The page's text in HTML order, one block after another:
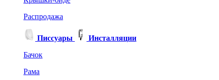
Распродажа
Писсуары
Инсталляции
Бачок
Рама